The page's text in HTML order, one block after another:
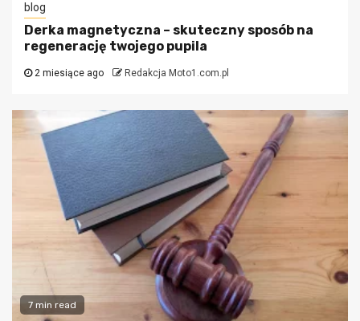
blog
Derka magnetyczna – skuteczny sposób na
regenerację twojego pupila
2 miesiące ago Redakcja Moto1.com.pl
7 min read